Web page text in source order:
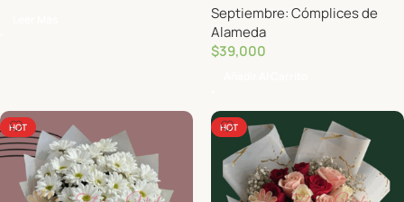
Septiembre: Cómplices de
Alameda
$39,000
HOT HOT